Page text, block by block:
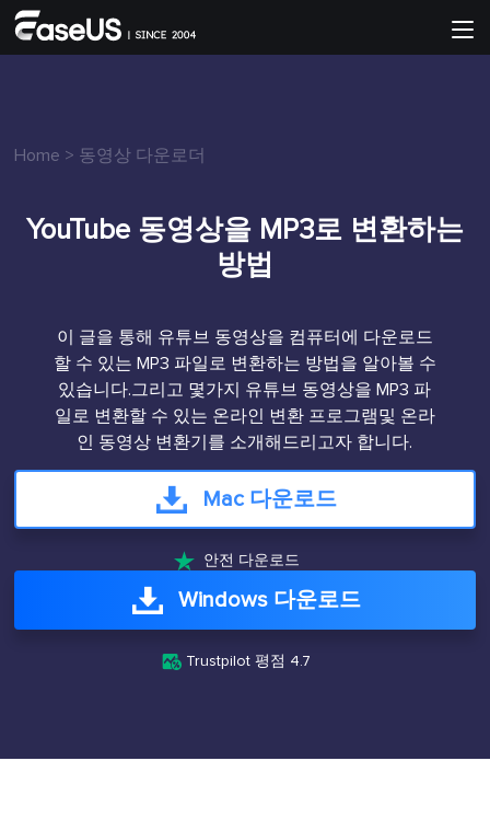
Home > 동영상 다운로더
YouTube 동영상을 MP3로 변환하는
방법
이 글을 통해 유튜브 동영상을 컴퓨터에 다운로드
할 수 있는 MP3 파일로 변환하는 방법을 알아볼 수
있습니다.그리고 몇가지 유튜브 동영상을 MP3 파
일로 변환할 수 있는 온라인 변환 프로그램및 온라
인 동영상 변환기를 소개해드리고자 합니다.
Mac 다운로드
 안전 다운로드
Windows 다운로드
 Trustpilot 평점 4.7